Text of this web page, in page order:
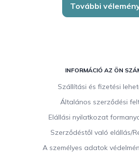
További
INFORMÁCIÓ AZ ÖN
Szállítási és fizetési
Általános szerződési
Elállási nyilatkozat
Szerződéstől való elállás/
A személyes adatok